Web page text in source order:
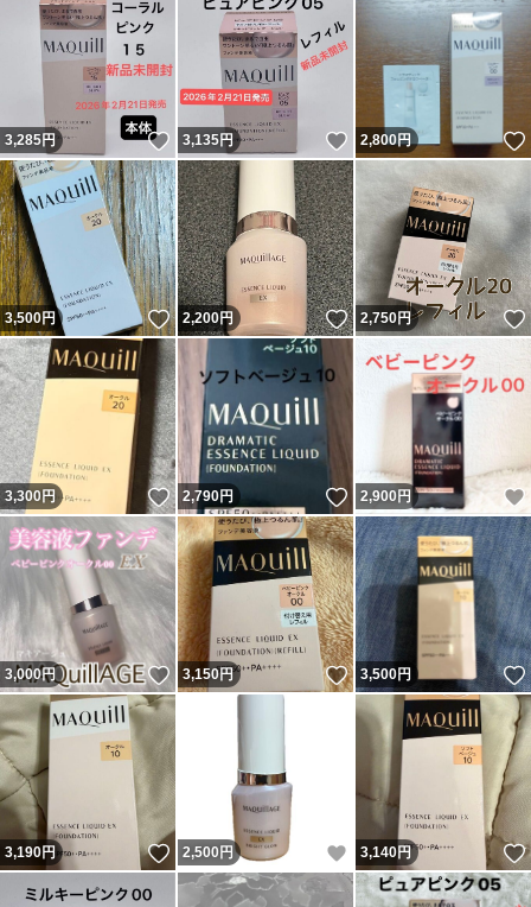
3,285円 いいね！
3,135円 いいね！
2,800円
3,500円 いいね！
2,200円 いいね！
2,750円
3,300 円 いいね！
2,790円 いいね！
2,900 円
3,000円 いいね！
3,150円 いいね！
3,500円
3,190円 いいね！
2,500 円 いいね！
3,140円